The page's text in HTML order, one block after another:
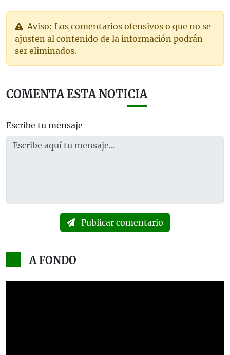
Aviso: Los comentarios ofensivos o que no se
ajusten al contenido de la información podrán
ser eliminados.
COMENTA ESTA NOTICIA
Escribe tu mensaje
Publicar comentario
A FONDO